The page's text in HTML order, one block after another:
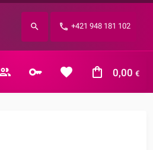
+421 948 181 102
0,00 €
heslo?